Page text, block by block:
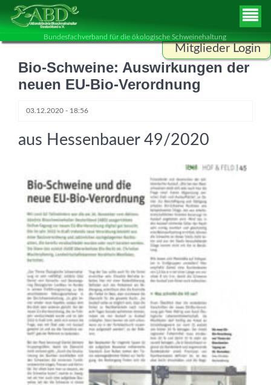
Bundesfachverband für die ökologische Schweinehaltung
Mitglieder Login
Benutzername
ANMELDEN
Bio-Schweine: Auswirkungen der
neuen EU-Bio-Verordnung
03.12.2020 - 18:56
aus Hessenbauer 49/2020